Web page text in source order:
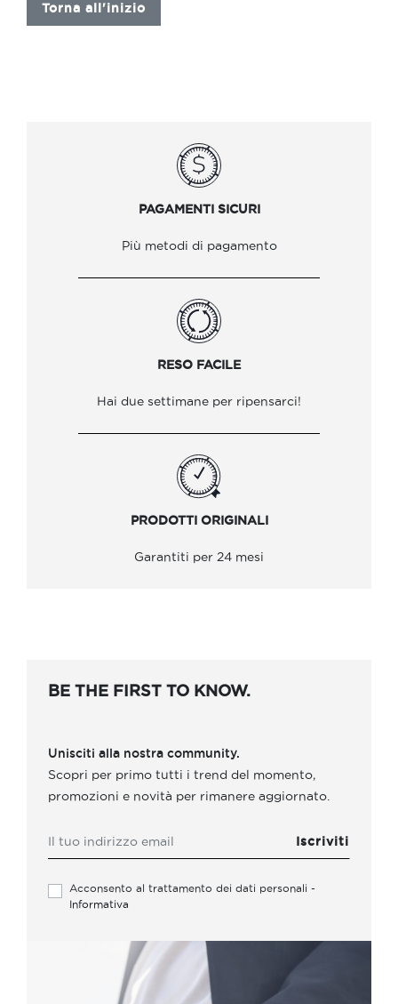
Torna all'inizio
PAGAMENTI SICURI
Più metodi di pagamento
RESO FACILE
Hai due settimane per ripensarci!
PRODOTTI ORIGINALI
Garantiti per 24 mesi
BE THE FIRST TO KNOW.
Unisciti alla nostra community.
Scopri per primo tutti i trend del momento,
promozioni e novità per rimanere aggiornato.
Acconsento al trattamento dei dati personali -
Informativa